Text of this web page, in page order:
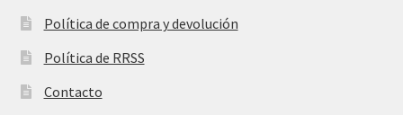
Política de compra y devolución
Política de RRSS
Contacto